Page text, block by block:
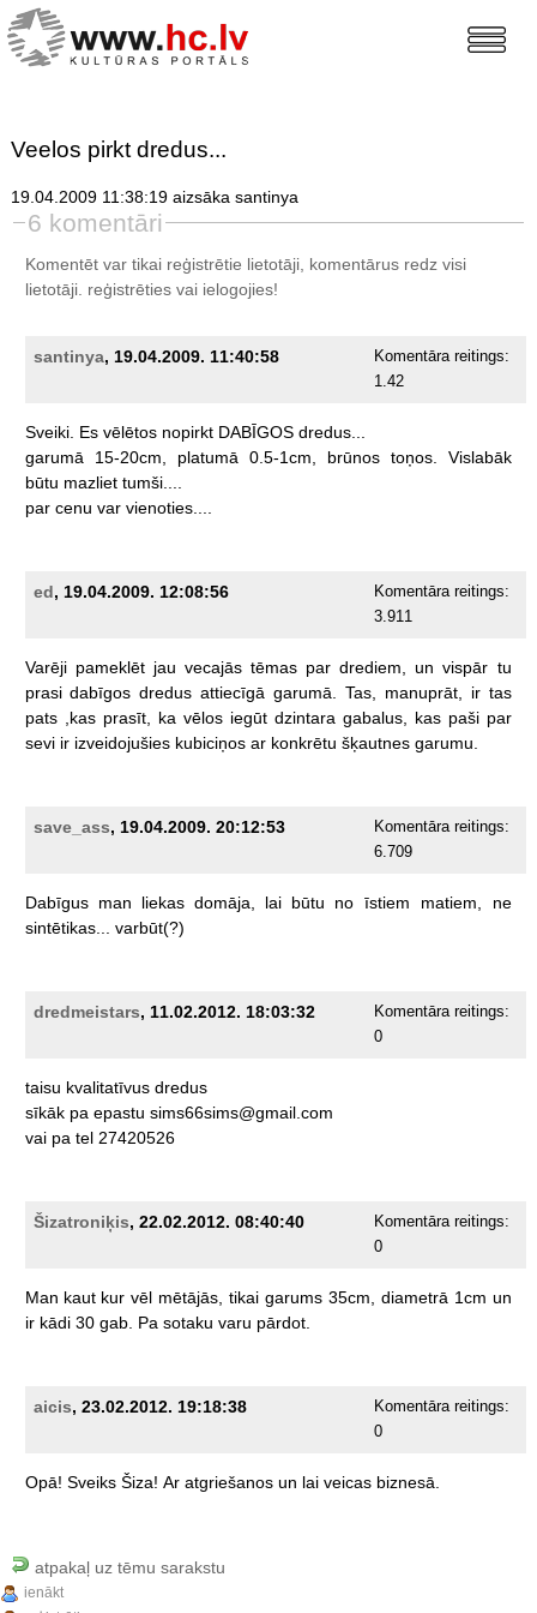
Veelos pirkt dredus...
19.04.2009 11:38:19 aizsāka santinya
6 komentāri
Komentēt var tikai reģistrētie lietotāji, komentārus redz visi
lietotāji. reģistrētiesvai ielogojies!
santinya, 19.04.2009. 11:40:58
Komentāra reitings:
1.42
Sveiki. Es vēlētos nopirkt DABĪGOS dredus...
garumā
15-20cm, platumā 0.5-1cm, brūnos toņos.
Vislabāk
būtu mazliet tumši....
par cenu var vienoties....
ed, 19.04.2009. 12:08:56
Komentāra reitings:
3.911
Varēji pameklēt jau vecajās tēmas par drediem, un vispār tu
prasi dabīgos dredus attiecīgā garumā. Tas, manuprāt, ir tas
pats
,kas prasīt, ka vēlos iegūt dzintara gabalus, kas paši par
sevi ir izveidojušies kubiciņos ar konkrētu šķautnes garumu.
save_ass, 19.04.2009. 20:12:53
Komentāra reitings:
6.709
Dabīgus man liekas domāja, lai būtu no īstiem matiem,
ne
sintētikas...
varbūt(?)
dredmeistars, 11.02.2012. 18:03:32
Komentāra reitings:
0
taisu kvalitatīvus dredus
sīkāk pa epastu sims66sims@gmail.com
vai pa tel 27420526
Šizatroniķis, 22.02.2012. 08:40:40
Komentāra reitings:
0
Man kaut kur vēl mētājās, tikai garums 35cm, diametrā 1cm un
ir kādi 30 gab. Pa sotaku varu pārdot.
aicis, 23.02.2012. 19:18:38
Komentāra reitings:
0
Opā! Sveiks Šiza! Ar atgriešanos un lai veicas biznesā.
atpakaļ uz tēmu sarakstu
ienākt